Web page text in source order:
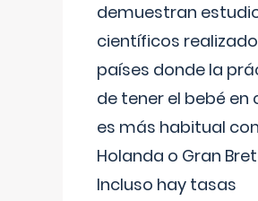
demuestran
científicos
países donde la
de tener el bebé en
es más habitual
Holanda o Gran
Incluso hay tasas